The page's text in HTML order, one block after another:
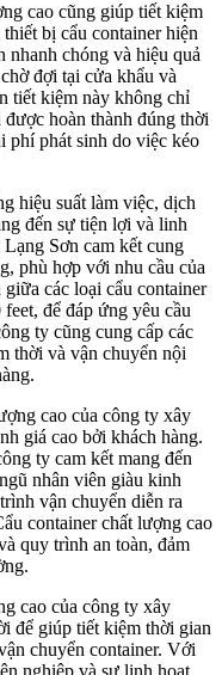
cao cũng giúp tiết kiệm
bị cẩu container hiện
nhanh chóng và hiệu quả
đợi tại cửa khẩu và
tiết kiệm này không chỉ
hoàn thành đúng thời
phí phát sinh do việc kéo
hiệu suất làm việc, dịch
đến sự tiện lợi và linh
Sơn cam kết cung
phù hợp với nhu cầu của
các loại cẩu container
để đáp ứng yêu cầu
ty cũng cung cấp các
thời và vận chuyển nội
cao của công ty xây
giá cao bởi khách hàng.
ty cam kết mang đến
nhân viên giàu kinh
vận chuyển diễn ra
container chất lượng cao
quy trình an toàn, đảm
cao của công ty xây
để giúp tiết kiệm thời gian
chuyển container. Với
nghiệp và sự linh hoạt